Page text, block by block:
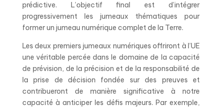
prédictive. L’objectif final est d’intégrer
progressivement les jumeaux thématiques pour
former un jumeau numérique complet de la Terre.
Les deux premiers jumeaux numériques offriront à l’UE
une véritable percée dans le domaine de la capacité
de prévision, de la précision et de la responsabilité de
la prise de décision fondée sur des preuves et
contribueront de manière significative à notre
capacité à anticiper les défis majeurs. Par exemple,